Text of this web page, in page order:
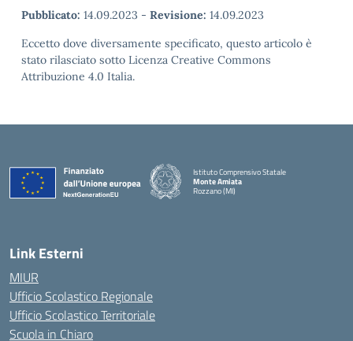
Pubblicato: 14.09.2023 - Revisione: 14.09.2023
Eccetto dove diversamente specificato, questo articolo è
stato rilasciato sotto Licenza Creative Commons
Attribuzione 4.0 Italia.
Istituto Comprensivo Statale
Monte Amiata
Rozzano (MI)
Link Esterni
MIUR
Ufficio Scolastico Regionale
Ufficio Scolastico Territoriale
Scuola in Chiaro